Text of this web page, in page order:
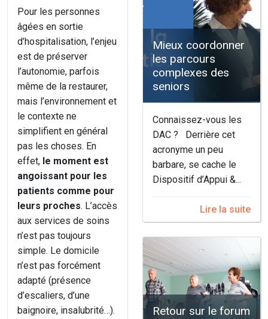
Pour les personnes
âgées en sortie
d’hospitalisation, l’enjeu
est de préserver
l’autonomie, parfois
même de la restaurer,
mais l’environnement et
le contexte ne
simplifient en général
pas les choses. En
effet, le moment est
angoissant pour les
patients comme pour
leurs proches. L’accès
aux services de soins
n’est pas toujours
simple. Le domicile
n’est pas forcément
adapté (présence
d’escaliers, d’une
baignoire, insalubrité…).
Mieux coordonner
les parcours
complexes des
seniors
Connaissez-vous les
DAC ? Derrière cet
acronyme un peu
barbare, se cache le
Dispositif d’Appui &...
Lire la suite
Retour sur le forum